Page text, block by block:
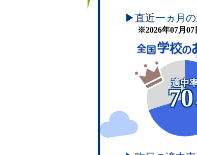
▶直近一ヵ月
※2026年07月07
適中